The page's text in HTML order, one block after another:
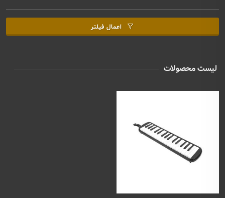
اعمال فیلتر
لیست محصولات